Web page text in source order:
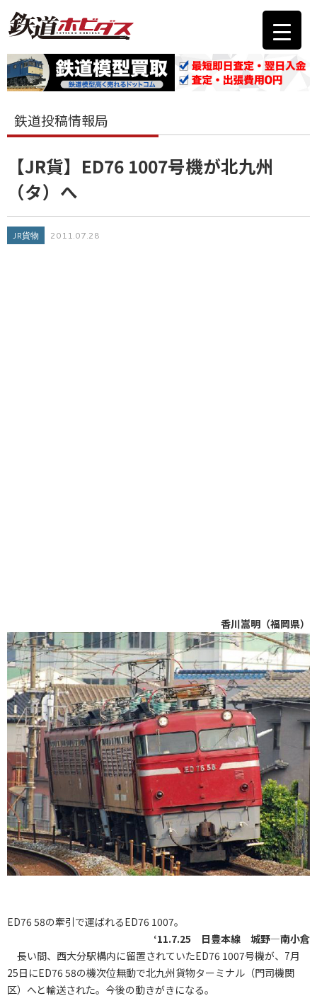
鉄道投稿情報局
【JR貨】ED76 1007号機が北九州
（タ）へ
JR貨物 2011.07.28
香川嵩明（福岡県）
ED76 58の牽引で運ばれるED76 1007。
‘11.7.25 日豊本線 城野―南小倉
長い間、西大分駅構内に留置されていたED76 1007号機が、7月
25日にED76 58の機次位無動で北九州貨物ターミナル（門司機関
区）へと輸送された。今後の動きがきになる。